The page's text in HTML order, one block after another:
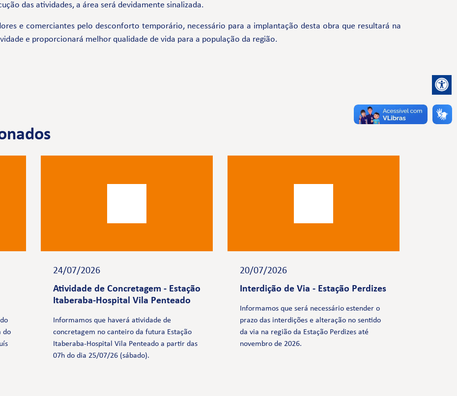
das atividades, a área será devidamente sinalizada.
e comerciantes pelo desconforto temporário, necessário para a implantação desta obra que resultará na
e proporcionará melhor qualidade de vida para a população da região.
do
24/07/2026
Atividade de Concretagem - Estação
Itaberaba-Hospital Vila Penteado
Informamos que haverá atividade de
concretagem no canteiro da futura Estação
Itaberaba-Hospital Vila Penteado a partir das
07h do dia 25/07/26 (sábado).
20/07/2026
Interdição de Via - Estação Perdizes
Informamos que será necessário estender o
prazo das interdições e alteração no sentido
da via na região da Estação Perdizes até
novembro de 2026.